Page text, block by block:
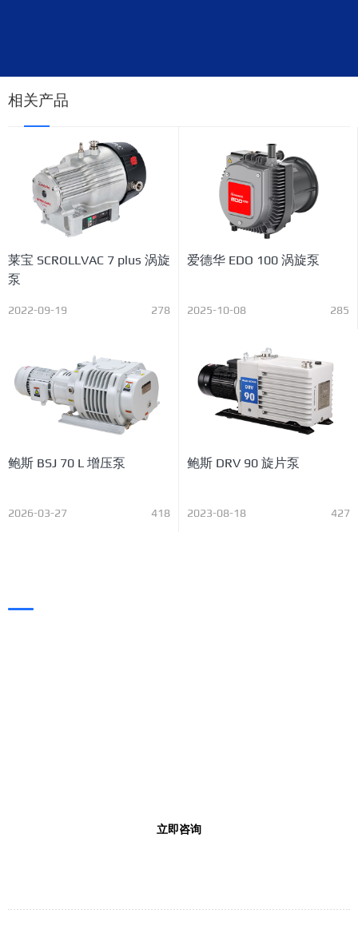
相关产品
莱宝 SCROLLVAC 7 plus 涡旋
泵
2022-09-19 278
爱德华 EDO 100 涡旋泵
2025-10-08 285
鲍斯 BSJ 70 L 增压泵
2026-03-27 418
鲍斯 DRV 90 旋片泵
2023-08-18 427
立即咨询